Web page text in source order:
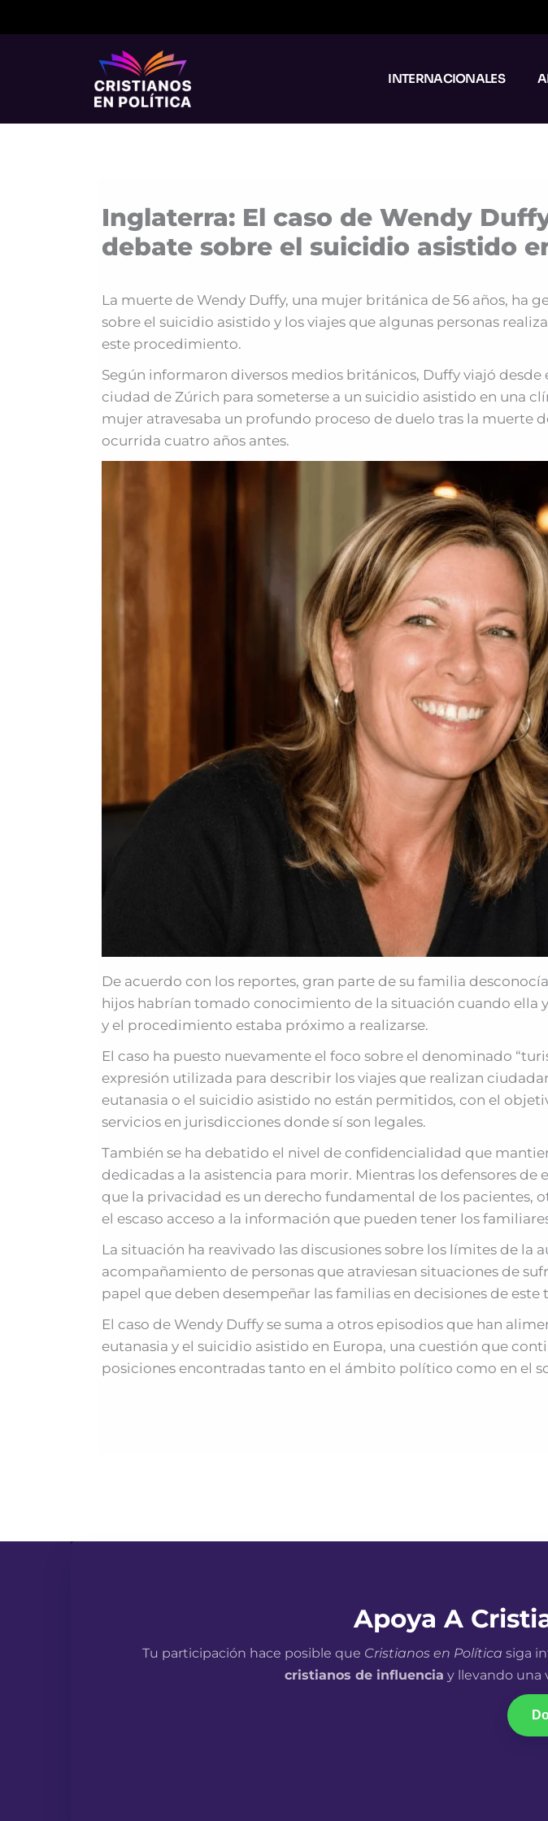
contenido
INTERNACIONALES
Inglaterra: El caso de Wendy
debate sobre el suicidio asistido
La muerte de Wendy Duffy, una mujer británica de 56 años, ha
sobre el suicidio asistido y los viajes que algunas personas
este procedimiento.
Según informaron diversos medios británicos, Duffy viajó desde
ciudad de Zúrich para someterse a un suicidio asistido en una
mujer atravesaba un profundo proceso de duelo tras la muerte
ocurrida cuatro años antes.
De acuerdo con los reportes, gran parte de su familia
hijos habrían tomado conocimiento de la situación cuando ella
y el procedimiento estaba próximo a realizarse.
El caso ha puesto nuevamente el foco sobre el denominado
expresión utilizada para describir los viajes que realizan
eutanasia o el suicidio asistido no están permitidos, con el
servicios en jurisdicciones donde sí son legales.
También se ha debatido el nivel de confidencialidad que
dedicadas a la asistencia para morir. Mientras los defensores de
que la privacidad es un derecho fundamental de los pacientes,
el escaso acceso a la información que pueden tener los
La situación ha reavivado las discusiones sobre los límites de la
acompañamiento de personas que atraviesan situaciones de
papel que deben desempeñar las familias en decisiones de este
El caso de Wendy Duffy se suma a otros episodios que han
eutanasia y el suicidio asistido en Europa, una cuestión que
posiciones encontradas tanto en el ámbito político como en el
Apoya A
Tu participación hace posible que Cristianos en Política siga
cristianos de influencia y llevando una